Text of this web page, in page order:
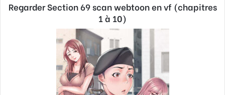
Regarder Section 69 scan webtoon en vf (chapitres
1 à 10)